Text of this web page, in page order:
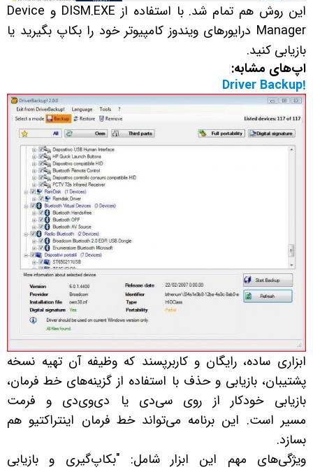
این روش هم تمام شد. با استفاده از DISM.EXE و Device
Manager درایورهای ویندوز کامپیوتر خود را بکاپ بگیرید یا
بازیابی کنید.
اپ‌های مشابه:
!Driver Backup
ابزاری ساده، رایگان و کاربرپسند که وظیفه آن تهیه نسخه
پشتیبان، بازیابی و حذف با استفاده از گزینه‌های خط فرمان،
بازیابی خودکار از روی سی‌دی یا دی‌وی‌دی و فرمت
مسیر است. این برنامه می‌تواند خط فرمان اینتراکتیو هم
بسازد.
ویژگی‌های مهم این ابزار شامل: "بکاپ‌گیری و بازیابی